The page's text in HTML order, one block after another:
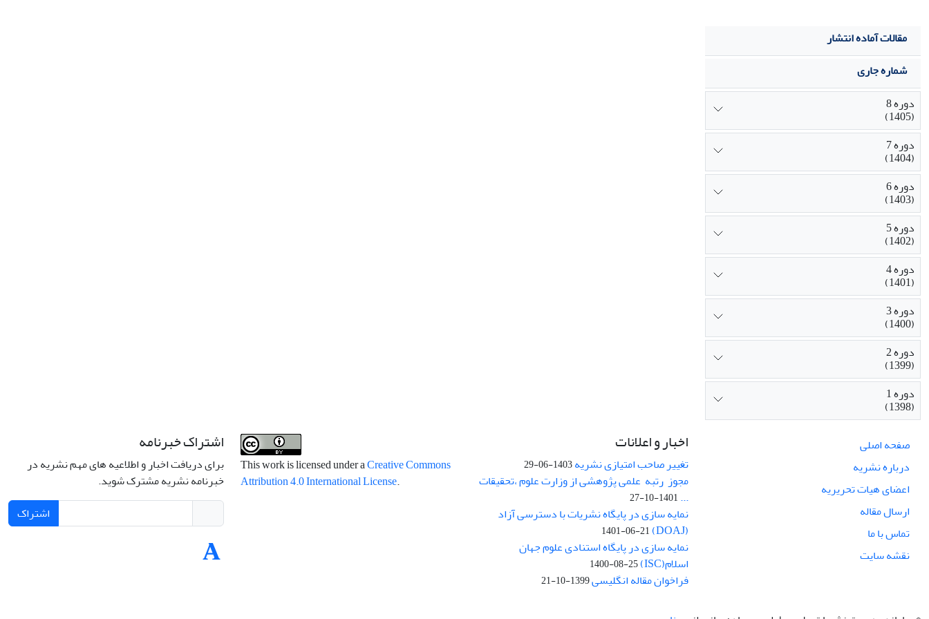
مقالات آماده انتشار
شماره جاری
دوره 8
(1405)
دوره 7
(1404)
دوره 6
(1403)
دوره 5
(1402)
دوره 4
(1401)
دوره 3
(1400)
دوره 2
(1399)
دوره 1
(1398)
صفحه اصلی
درباره نشریه
اعضای هیات تحریریه
ارسال مقاله
تماس با ما
نقشه سایت
اخبار و اعلانات
تغییر صاحب امتیازی نشریه1403-06-29
مجوز رتبه علمی پژوهشی از وزارت علوم ،تحقیقات
...
1401-10-27
نمایه سازی در پایگاه نشریات با دسترسی آزاد
(DOAJ)
1401-06-21
نمایه سازی در پایگاه استنادی علوم جهان
اسلام(ISC)
1400-08-25
فراخوان مقاله انگلیسی1399-10-21
This work is licensed under aCreative Commons
Attribution 4.0 International License.
اشتراک خبرنامه
برای دریافت اخبار و اطلاعیه های مهم نشریه در
خبرنامه نشریه مشترک شوید.
اشتراک